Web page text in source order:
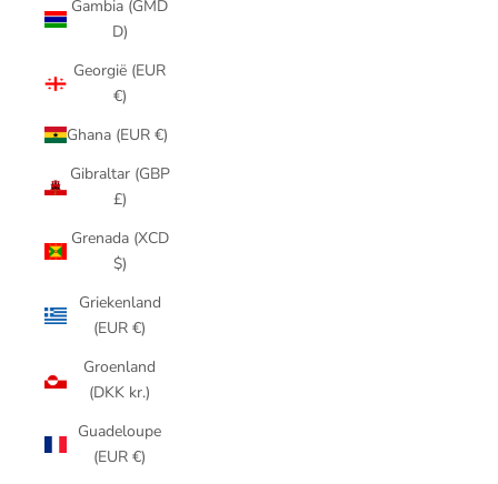
Gambia (GMD
D)
Georgië (EUR
€)
Ghana (EUR €)
Gibraltar (GBP
£)
Grenada (XCD
$)
Griekenland
(EUR €)
Groenland
(DKK kr.)
Guadeloupe
(EUR €)